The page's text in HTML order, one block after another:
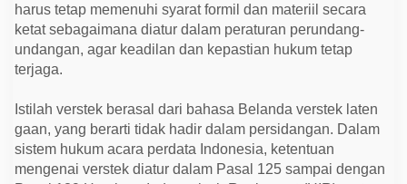
a
W
a
n
s
t
a
s
harus tetap memenuhi syarat formil dan materiil secara
ketat sebagaimana diatur dalam peraturan perundang-
undangan, agar keadilan dan kepastian hukum tetap
terjaga.
Istilah verstek berasal dari bahasa Belanda verstek laten
gaan, yang berarti tidak hadir dalam persidangan. Dalam
sistem hukum acara perdata Indonesia, ketentuan
mengenai verstek diatur dalam Pasal 125 sampai dengan